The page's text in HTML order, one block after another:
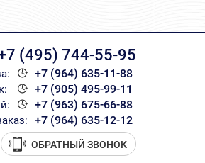
(495) 744-55-95
+7 (964) 635-11-88
+7 (905) 495-99-11
+7 (963) 675-66-88
+7 (964) 635-12-12
ОБРАТНЫЙ ЗВОНОК